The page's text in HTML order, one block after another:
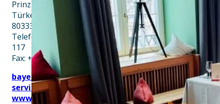
Prinz-Ludwig-Palais
Türkenstraße 7
80333 München
Telefon: +49 89 28760-
117
Fax: +49 89 28760-121
bayerischekueche@btg-
service.de
www.btg-service.de